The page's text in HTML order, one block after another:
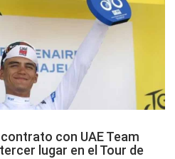
con UAE Team
lugar en el Tour de